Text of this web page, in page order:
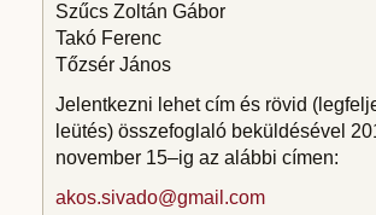
Szűcs Zoltán Gábor
Takó Ferenc
Tőzsér János
Jelentkezni lehet cím és rövid
leütés) összefoglaló beküldésével
november 15–ig az alábbi címen:
akos.sivado@gmail.com